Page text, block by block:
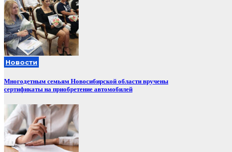
Новости
Многодетным семьям Новосибирской области вручены
сертификаты на приобретение автомобилей